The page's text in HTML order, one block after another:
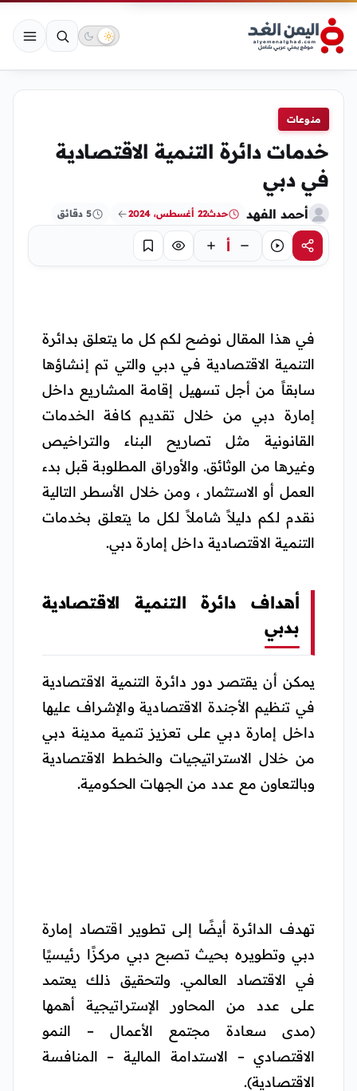
منوعات
خدمات دائرة التنمية الاقتصادية
في دبي
أحمد الفهد حدث22 أغسطس، 2024 5 دقائق
مشاركةاستماع أ تركيز حفظ
في هذا المقال نوضح لكم كل ما يتعلق بدائرة
التنمية الاقتصادية في دبي والتي تم إنشاؤها
سابقاً من أجل تسهيل إقامة المشاريع داخل
إمارة دبي من خلال تقديم كافة الخدمات
القانونية مثل تصاريح البناء والتراخيص
وغيرها من الوثائق. والأوراق المطلوبة قبل بدء
العمل أو الاستثمار ، ومن خلال الأسطر التالية
نقدم لكم دليلاً شاملاً لكل ما يتعلق بخدمات
التنمية الاقتصادية داخل إمارة دبي.
أهداف دائرة التنمية الاقتصادية
بدبي
يمكن أن يقتصر دور دائرة التنمية الاقتصادية
في تنظيم الأجندة الاقتصادية والإشراف عليها
داخل إمارة دبي على تعزيز تنمية مدينة دبي
من خلال الاستراتيجيات والخطط الاقتصادية
وبالتعاون مع عدد من الجهات الحكومية.
تهدف الدائرة أيضًا إلى تطوير اقتصاد إمارة
دبي وتطويره بحيث تصبح دبي مركزًا رئيسيًا
في الاقتصاد العالمي. ولتحقيق ذلك يعتمد
على عدد من المحاور الإستراتيجية أهمها
(مدى سعادة مجتمع الأعمال – النمو
الاقتصادي – الاستدامة المالية – المنافسة
الاقتصادية).